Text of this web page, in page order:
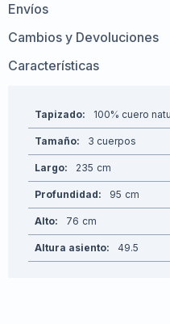
Envíos
Cambios y Devoluciones
Características
Tapizado 100% cuero
Tamaño 3 cuerpos
Largo 235
Profundidad 95
Alto 76
Altura asiento 49.5